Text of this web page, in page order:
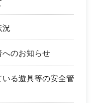
況
へのお知らせ
る遊具等の安全管